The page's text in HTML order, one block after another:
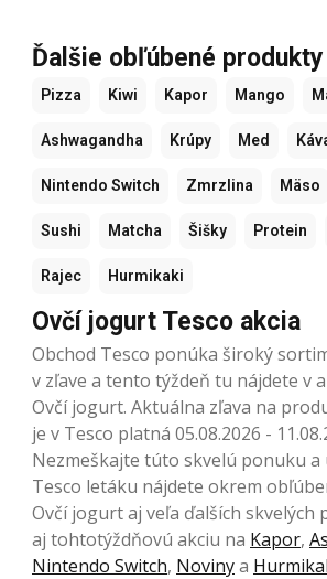
Ďalšie obľúbené produkty
Pizza Kiwi Kapor Mango
Ashwagandha Krúpy Med
Nintendo Switch Zmrzlina Mäso
Sushi Matcha Šišky Protein
Rajec Hurmikaki
Ovčí jogurt Tesco akcia
Obchod Tesco ponúka široký
v zľave a tento týždeň tu nájdete v
Ovčí jogurt. Aktuálna zľava na
je v Tesco platná 05.08.2026 -
Nezmeškajte túto skvelú ponuku a
Tesco letáku nájdete okrem
Ovčí jogurt aj veľa ďalších skvelých
aj tohtotýždňovú akciu na Kapor,
Nintendo Switch, Novinya